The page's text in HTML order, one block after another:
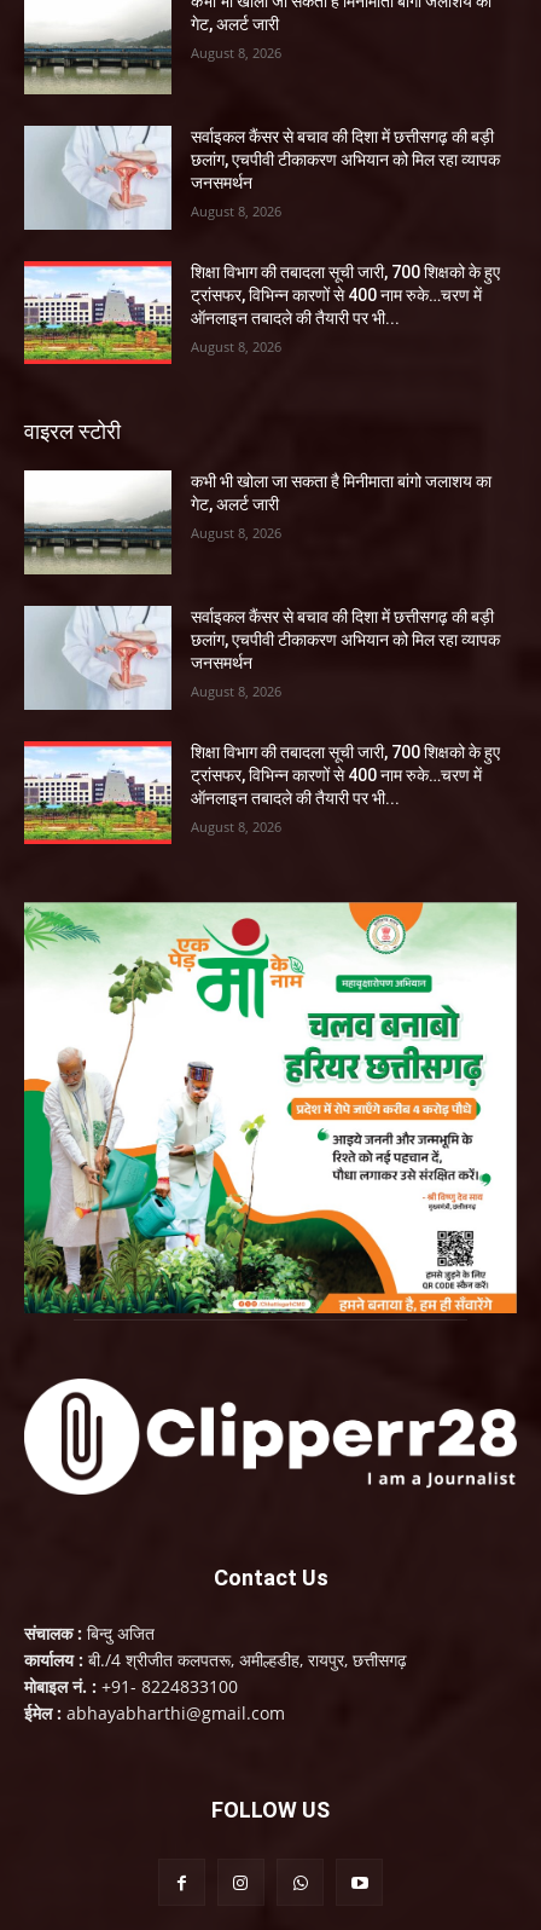
गेट, अलर्ट जारी
August 8, 2026
सर्वाइकल कैंसर से बचाव की दिशा में छत्तीसगढ़ की बड़ी
छलांग, एचपीवी टीकाकरण अभियान को मिल रहा व्यापक
जनसमर्थन
August 8, 2026
शिक्षा विभाग की तबादला सूची जारी, 700 शिक्षको के हुए
ट्रांसफर, विभिन्न कारणों से 400 नाम रुके…चरण में
ऑनलाइन तबादले की तैयारी पर भी...
August 8, 2026
वाइरल स्टोरी
कभी भी खोला जा सकता है मिनीमाता बांगो जलाशय का
गेट, अलर्ट जारी
August 8, 2026
सर्वाइकल कैंसर से बचाव की दिशा में छत्तीसगढ़ की बड़ी
छलांग, एचपीवी टीकाकरण अभियान को मिल रहा व्यापक
जनसमर्थन
August 8, 2026
शिक्षा विभाग की तबादला सूची जारी, 700 शिक्षको के हुए
ट्रांसफर, विभिन्न कारणों से 400 नाम रुके…चरण में
ऑनलाइन तबादले की तैयारी पर भी...
August 8, 2026
Contact Us
संचालक : बिन्दु अजित
कार्यालय : बी./4 श्रीजीत कलपतरू, अमील्हडीह, रायपुर, छत्तीसगढ़
मोबाइल नं. : +91- 8224833100
ईमेल : abhayabharthi@gmail.com
FOLLOW US